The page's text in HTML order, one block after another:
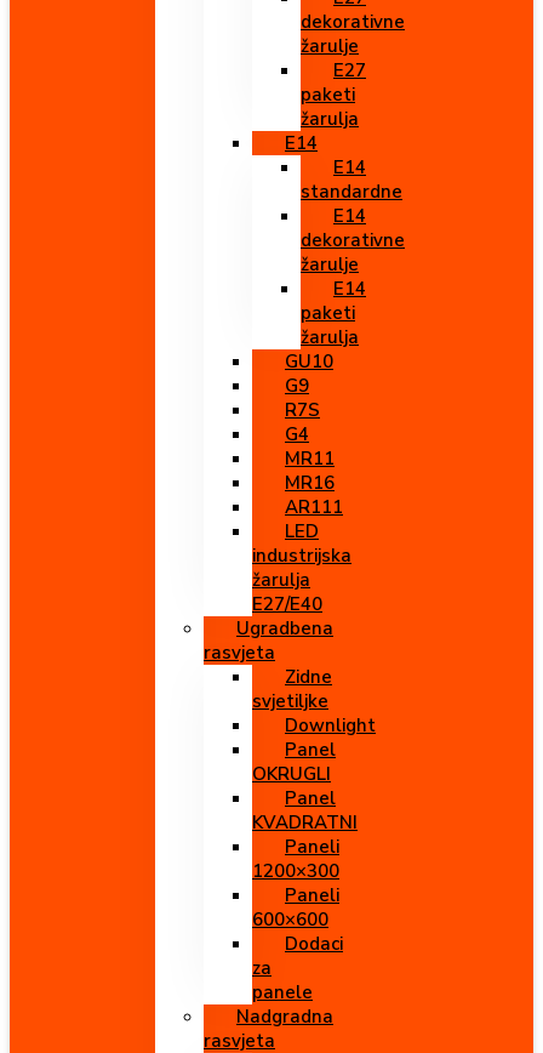
dekorativne
žarulje
E27
paketi
žarulja
E14
E14
standardne
E14
dekorativne
žarulje
E14
paketi
žarulja
GU10
G9
R7S
G4
MR11
MR16
AR111
LED
industrijska
žarulja
E27/E40
Ugradbena
rasvjeta
Zidne
svjetiljke
Downlight
Panel
OKRUGLI
Panel
KVADRATNI
Paneli
1200×300
Paneli
600×600
Dodaci
za
panele
Nadgradna
rasvjeta